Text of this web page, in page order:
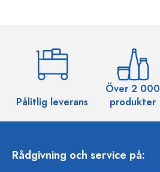
Pålitlig leverans
Över 2 000
produkter
Rådgivning och service på: